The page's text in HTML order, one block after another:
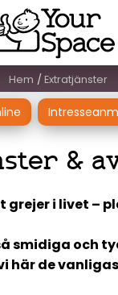
Hem Extratjänster
&
grejer i livet –
smidiga och
här de